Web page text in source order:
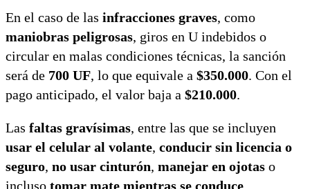
En el caso de las infracciones graves, como
maniobras peligrosas, giros en U indebidos o
circular en malas condiciones técnicas, la sanción
será de 700 UF, lo que equivale a $350.000. Con el
pago anticipado, el valor baja a $210.000.
Las faltas gravísimas, entre las que se incluyen
usar el celular al volante, conducir sin licencia o
seguro, no usar cinturón, manejar en ojotas o
incluso tomar mate mientras se conduce